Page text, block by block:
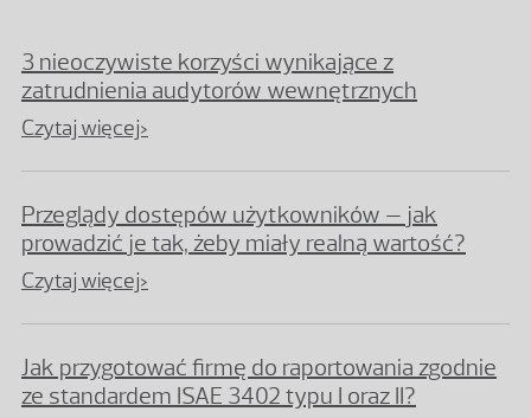
3 nieoczywiste korzyści wynikające z
zatrudnienia audytorów wewnętrznych
Czytaj więcej>
Przeglądy dostępów użytkowników – jak
prowadzić je tak, żeby miały realną wartość?
Czytaj więcej>
Jak przygotować firmę do raportowania zgodnie
ze standardem ISAE 3402 typu I oraz II?